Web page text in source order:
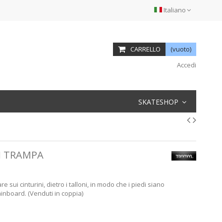
Italiano
CARRELLO
(vuoto)
Accedi
SKATESHOP
TRAMPA
sui cinturini, dietro i talloni, in modo che i piedi siano
(Venduti in coppia)